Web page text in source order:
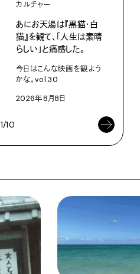
カルチャー
あにお天湯は『黒猫・白
猫』を観て、「人生は素晴
らしい」と痛感した。
今日はこんな映画を観よう
かな。vol.30
2026年8月8日
1/10